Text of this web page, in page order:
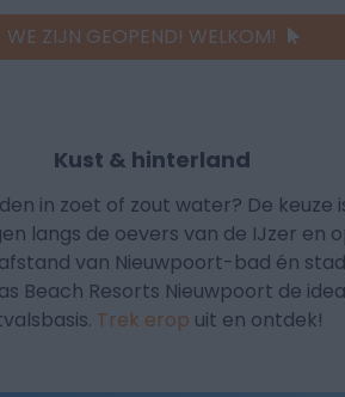
WE ZIJN GEOPEND! WELKOM!
Kust & hinterland
in zoet of zout water? De keuze
langs de oevers van de IJzer en
van Nieuwpoort-bad én
Beach Resorts Nieuwpoort de
Trek erop uit en ontdek!